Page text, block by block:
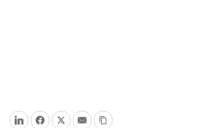
LinkedInFacebookTwitterEmail Copy Link